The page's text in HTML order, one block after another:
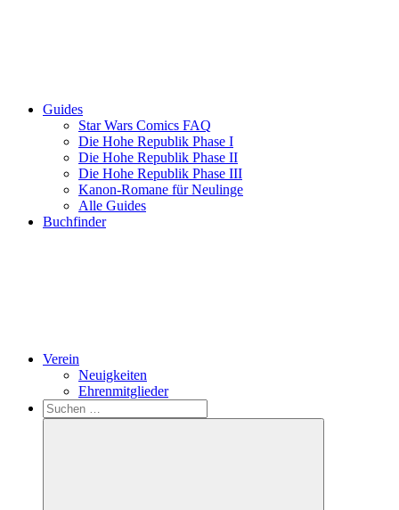
Guides
Star Wars Comics FAQ
Die Hohe Republik Phase I
Die Hohe Republik Phase II
Die Hohe Republik Phase III
Kanon-Romane für Neulinge
Alle Guides
Buchfinder
Verein
Neuigkeiten
Ehrenmitglieder
Search
Suchen
nach: